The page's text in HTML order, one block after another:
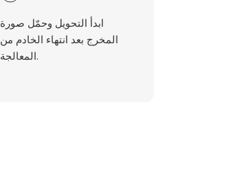
ابدأ التحويل وحمّل صورة
المخرج بعد انتهاء الخادم من
المعالجة.